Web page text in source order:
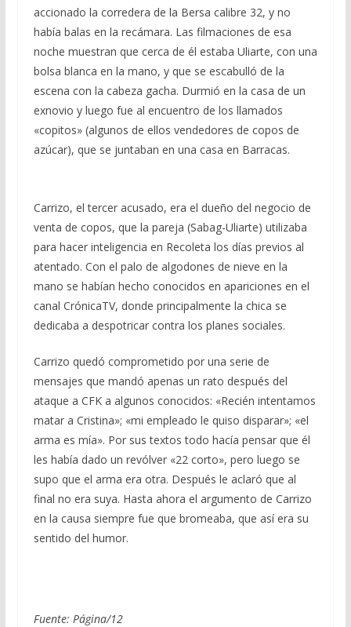
accionado la corredera de la Bersa calibre 32, y no
había balas en la recámara. Las filmaciones de esa
noche muestran que cerca de él estaba Uliarte, con una
bolsa blanca en la mano, y que se escabulló de la
escena con la cabeza gacha. Durmió en la casa de un
exnovio y luego fue al encuentro de los llamados
«copitos» (algunos de ellos vendedores de copos de
azúcar), que se juntaban en una casa en Barracas.
Carrizo, el tercer acusado, era el dueño del negocio de
venta de copos, que la pareja (Sabag-Uliarte) utilizaba
para hacer inteligencia en Recoleta los días previos al
atentado. Con el palo de algodones de nieve en la
mano se habían hecho conocidos en apariciones en el
canal CrónicaTV, donde principalmente la chica se
dedicaba a despotricar contra los planes sociales.
Carrizo quedó comprometido por una serie de
mensajes que mandó apenas un rato después del
ataque a CFK a algunos conocidos: «Recién intentamos
matar a Cristina»; «mi empleado le quiso disparar»; «el
arma es mía». Por sus textos todo hacía pensar que él
les había dado un revólver «22 corto», pero luego se
supo que el arma era otra. Después le aclaró que al
final no era suya. Hasta ahora el argumento de Carrizo
en la causa siempre fue que bromeaba, que así era su
sentido del humor.
Fuente: Página/12